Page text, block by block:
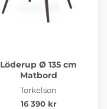
Löderup Ø 135 cm
Matbord
Torkelson
16 390 kr